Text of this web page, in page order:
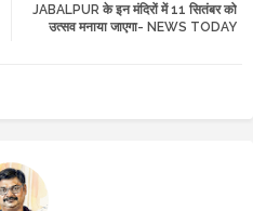
ats
JABALPUR के इन मंदिरों में 11 सितंबर को
उत्सव मनाया जाएगा- NEWS TODAY